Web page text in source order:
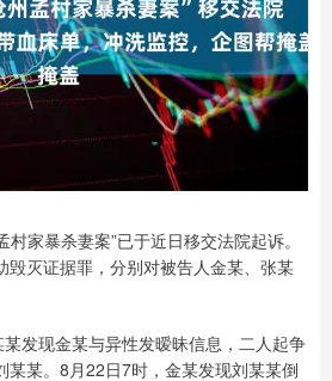
家暴杀妻案”已于近日移交法院起诉。
毁灭证据罪，分别对被告人金某、张某
发现金某与异性发暧昧信息，二人起争
某某。8月22日7时，金某发现刘某某倒